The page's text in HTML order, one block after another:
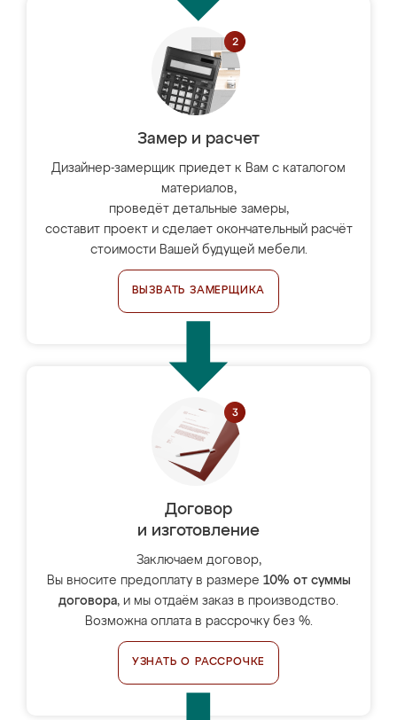
Замер и расчет
Дизайнер-замерщик приедет к Вам с каталогом
материалов,
проведёт детальные замеры,
составит проект и сделает окончательный расчёт
стоимости Вашей будущей мебели.
ВЫЗВАТЬ ЗАМЕРЩИКА
Договор
и изготовление
Заключаем договор,
Вы вносите предоплату в размере 10% от суммы
договора, и мы отдаём заказ в производство.
Возможна оплата в рассрочку без %.
УЗНАТЬ О РАССРОЧКЕ